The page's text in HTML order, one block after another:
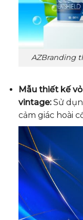
AZBranding
Mẫu thiết kế
vintage:Sử
cảm giác hoài